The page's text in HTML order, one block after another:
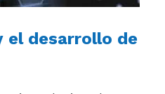
el desarrollo de